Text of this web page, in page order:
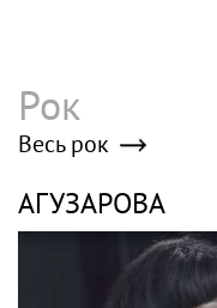
Рок
Весь рок
АГУЗАРОВА